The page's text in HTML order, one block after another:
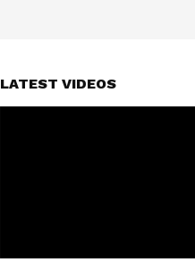
LATEST VIDEOS